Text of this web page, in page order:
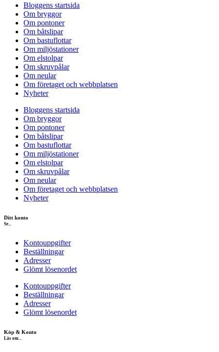
Bloggens startsida
Om bryggor
Om pontoner
Om båtslipar
Om bastuflottar
Om miljöstationer
Om elstolpar
Om skruvpålar
Om neular
Om företaget och webbplatsen
Nyheter
Bloggens startsida
Om bryggor
Om pontoner
Om båtslipar
Om bastuflottar
Om miljöstationer
Om elstolpar
Om skruvpålar
Om neular
Om företaget och webbplatsen
Nyheter
Ditt konto
Se...
Kontouppgifter
Beställningar
Adresser
Glömt lösenordet
Kontouppgifter
Beställningar
Adresser
Glömt lösenordet
Köp & Konto
Läs om...